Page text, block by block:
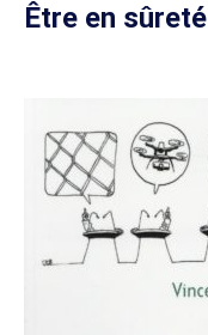
Être en sûreté